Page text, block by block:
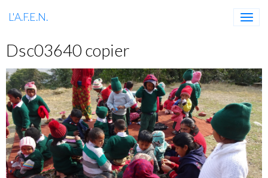
L'A.F.E.N.
Dsc03640 copier